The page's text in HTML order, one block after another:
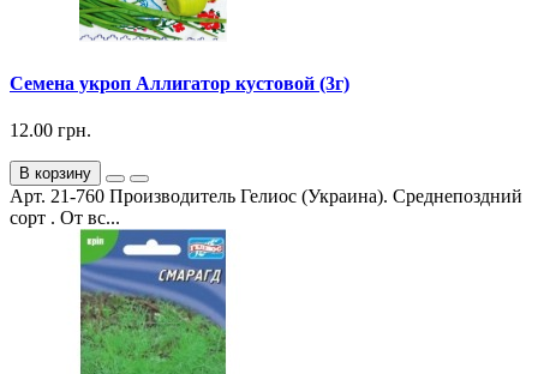
Семена укроп Аллигатор кустовой (3г)
12.00 грн.
В корзину
Арт. 21-760 Производитель Гелиос (Украина). Среднепоздний
сорт . От вс...